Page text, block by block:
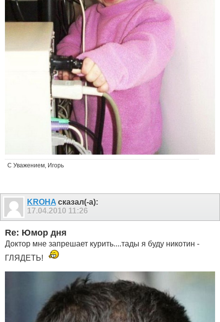
С Уважением, Игорь
KROHA сказал(-а):
17.04.2010 11:26
Re: Юмор дня
Доктор мне запрешает курить....тады я буду никотин -
ГЛЯДЕТЬ!